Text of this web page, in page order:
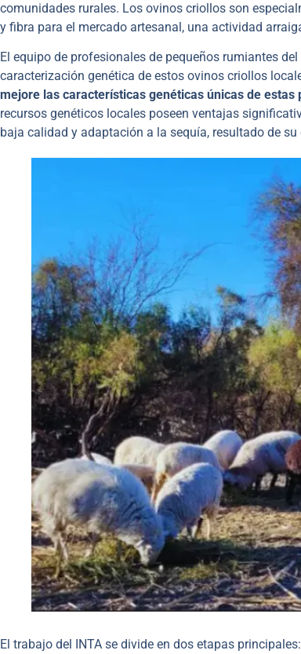
comunidades rurales. Los ovinos criollos son
y fibra para el mercado artesanal, una actividad
El equipo de profesionales de pequeños rumiantes
caracterización genética de estos ovinos criollos
mejore las características genéticas únicas de estas
recursos genéticos locales poseen ventajas
baja calidad y adaptación a la sequía, resultado de
El trabajo del INTA se divide en dos etapas